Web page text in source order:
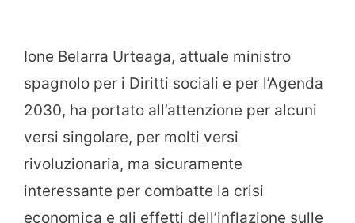
Ione Belarra Urteaga, attuale ministro
spagnolo per i Diritti sociali e per l’Agenda
2030, ha portato all’attenzione per alcuni
versi singolare, per molti versi
rivoluzionaria, ma sicuramente
interessante per combatte la crisi
economica e gli effetti dell’inflazione sulle